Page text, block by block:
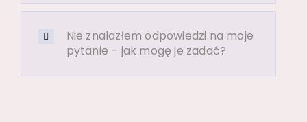
Nie znalazłem odpowiedzi na moje
pytanie – jak mogę je zadać?